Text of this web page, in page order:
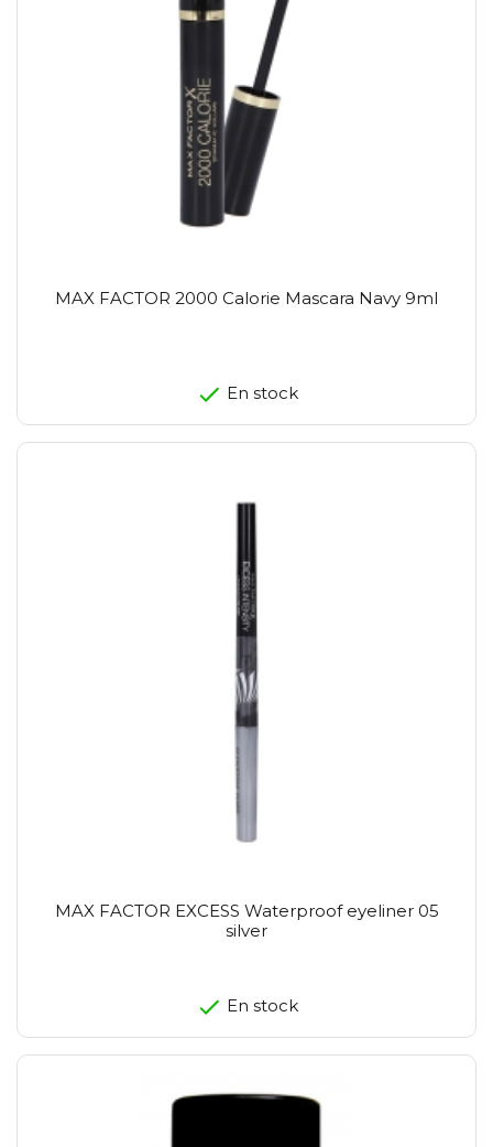
MAX FACTOR 2000 Calorie Mascara Navy 9ml
En stock
MAX FACTOR EXCESS Waterproof eyeliner 05
silver
En stock